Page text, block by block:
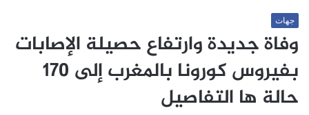
جهات
وفاة جديدة وارتفاع حصيلة الإصابات
بفيروس كورونا بالمغرب إلى 170
حالة ها التفاصيل